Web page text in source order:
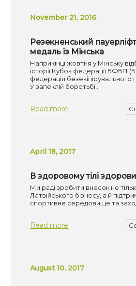
November 21, 2016
Резекненський
медаль із Мінська
Наприкінці жовтня у Мінську
історії Кубок федерації БФБП
федерація безекіпірувального
У запеклій боротьбі…
Read more
April 18, 2017
В здоровому тілі
Ми раді зробити внесок не
Латвійського бізнесу, а й
спортивне середовище та
Read more
August 10, 2017